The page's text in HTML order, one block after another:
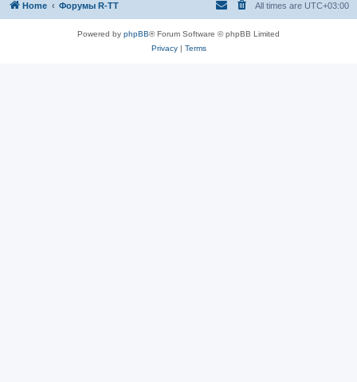
Home Форумы R-TT All times are UTC+03:00
Powered by phpBB® Forum Software © phpBB Limited
Privacy| Terms